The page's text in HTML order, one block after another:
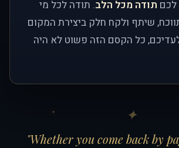
לכם תודה מכל הלב. תודה לכל מי
שיתף ולקח חלק ביצירת המקום
כל הקסם הזה פשוט לא היה
"Whether you come back by